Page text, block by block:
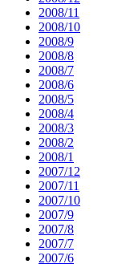
2008/11
2008/10
2008/9
2008/8
2008/7
2008/6
2008/5
2008/4
2008/3
2008/2
2008/1
2007/12
2007/11
2007/10
2007/9
2007/8
2007/7
2007/6